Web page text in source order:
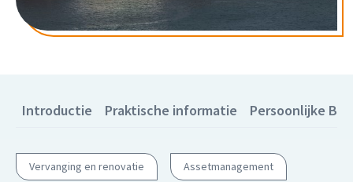
Introductie Praktische informatie Persoonlijke
Vervanging en renovatie Assetmanagement